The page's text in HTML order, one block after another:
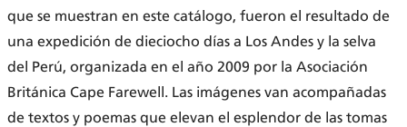
que se muestran en este catálogo, fueron el resultado de
una expedición de dieciocho días a Los Andes y la selva
del Perú, organizada en el año 2009 por la Asociación
Británica Cape Farewell. Las imágenes van acompañadas
de textos y poemas que elevan el esplendor de las tomas